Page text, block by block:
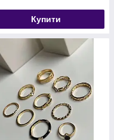
Купити